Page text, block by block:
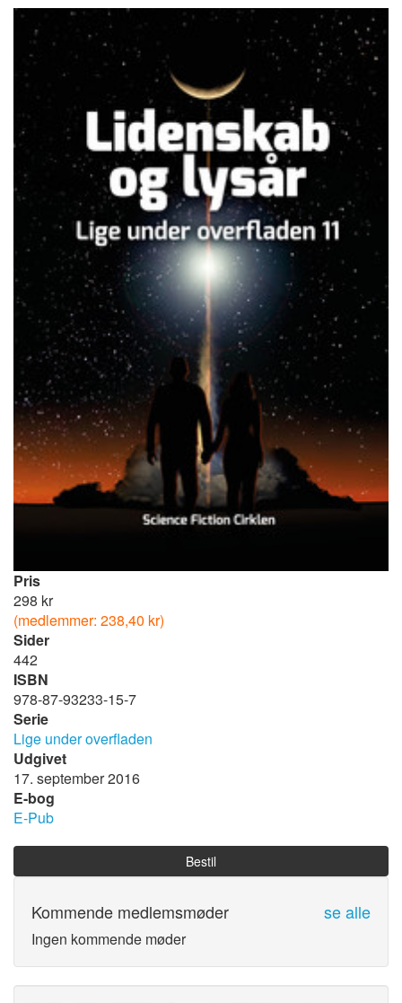
Pris
298 kr
(medlemmer: 238,40 kr)
Sider
442
ISBN
978-87-93233-15-7
Serie
Lige under overfladen
Udgivet
17. september 2016
E-bog
E-Pub
Bestil
Kommende medlemsmøder se alle
Ingen kommende møder